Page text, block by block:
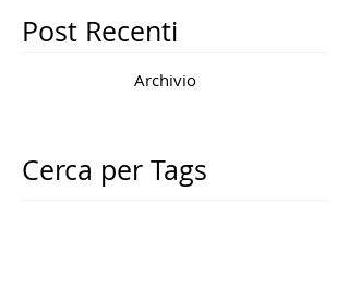
Post Recenti
Archivio
Cerca per Tags